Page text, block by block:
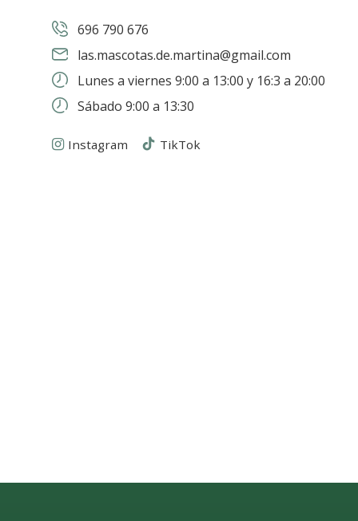
696 790 676
las.mascotas.de.martina@gmail.com
Lunes a viernes 9:00 a 13:00 y 16:3 a 20:00
Sábado 9:00 a 13:30
Instagram TikTok